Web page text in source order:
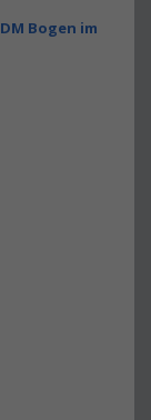
DM Bogen im